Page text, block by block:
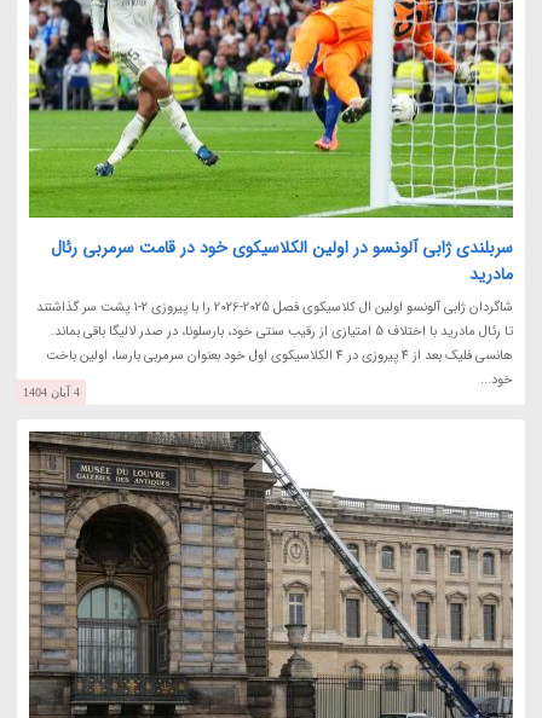
سربلندی ژابی آلونسو در اولین الکلاسیکوی خود در قامت سرمربی رئال
مادرید
شاگردان ژابی آلونسو اولین ال کلاسیکوی فصل 2025-2026 را با پیروزی 2-1 پشت سر گذاشتند
تا رئال مادرید با اختلاف 5 امتیازی از رقیب سنتی خود، بارسلونا، در صدر لالیگا باقی بماند.
هانسی فلیک بعد از 4 پیروزی در 4 الکلاسیکوی اول خود بعنوان سرمربی بارسا، اولین باخت
خود...
4 آبان 1404